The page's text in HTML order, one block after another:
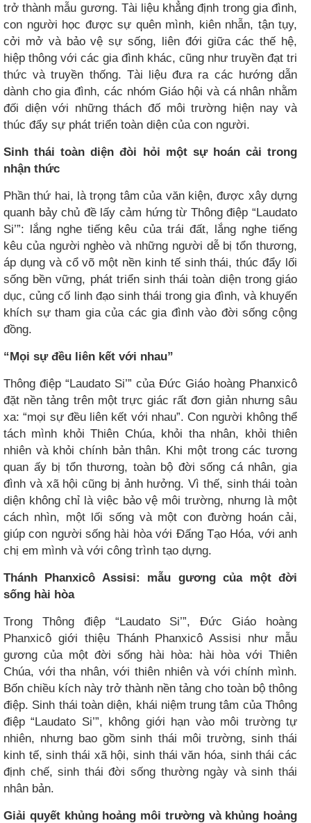
trở thành mẫu gương. Tài liệu khẳng định trong gia đình,
con người học được sự quên mình, kiên nhẫn, tận tụy,
cởi mở và bảo vệ sự sống, liên đới giữa các thế hệ,
hiệp thông với các gia đình khác, cũng như truyền đạt tri
thức và truyền thống. Tài liệu đưa ra các hướng dẫn
dành cho gia đình, các nhóm Giáo hội và cá nhân nhằm
đối diện với những thách đố môi trường hiện nay và
thúc đẩy sự phát triển toàn diện của con người.
Sinh thái toàn diện đòi hỏi một sự hoán cải trong
nhận thức
Phần thứ hai, là trọng tâm của văn kiện, được xây dựng
quanh bảy chủ đề lấy cảm hứng từ Thông điệp “Laudato
Si’”: lắng nghe tiếng kêu của trái đất, lắng nghe tiếng
kêu của người nghèo và những người dễ bị tổn thương,
áp dụng và cổ võ một nền kinh tế sinh thái, thúc đẩy lối
sống bền vững, phát triển sinh thái toàn diện trong giáo
dục, củng cố linh đạo sinh thái trong gia đình, và khuyến
khích sự tham gia của các gia đình vào đời sống cộng
đồng.
“Mọi sự đều liên kết với nhau”
Thông điệp “Laudato Si’” của Đức Giáo hoàng Phanxicô
đặt nền tảng trên một trực giác rất đơn giản nhưng sâu
xa: “mọi sự đều liên kết với nhau”. Con người không thể
tách mình khỏi Thiên Chúa, khỏi tha nhân, khỏi thiên
nhiên và khỏi chính bản thân. Khi một trong các tương
quan ấy bị tổn thương, toàn bộ đời sống cá nhân, gia
đình và xã hội cũng bị ảnh hưởng. Vì thế, sinh thái toàn
diện không chỉ là việc bảo vệ môi trường, nhưng là một
cách nhìn, một lối sống và một con đường hoán cải,
giúp con người sống hài hòa với Đấng Tạo Hóa, với anh
chị em mình và với công trình tạo dựng.
Thánh Phanxicô Assisi: mẫu gương của một đời
sống hài hòa
Trong Thông điệp “Laudato Si’”, Đức Giáo hoàng
Phanxicô giới thiệu Thánh Phanxicô Assisi như mẫu
gương của một đời sống hài hòa: hài hòa với Thiên
Chúa, với tha nhân, với thiên nhiên và với chính mình.
Bốn chiều kích này trở thành nền tảng cho toàn bộ thông
điệp. Sinh thái toàn diện, khái niệm trung tâm của Thông
điệp “Laudato Si’”, không giới hạn vào môi trường tự
nhiên, nhưng bao gồm sinh thái môi trường, sinh thái
kinh tế, sinh thái xã hội, sinh thái văn hóa, sinh thái các
định chế, sinh thái đời sống thường ngày và sinh thái
nhân bản.
Giải quyết khủng hoảng môi trường và khủng hoảng